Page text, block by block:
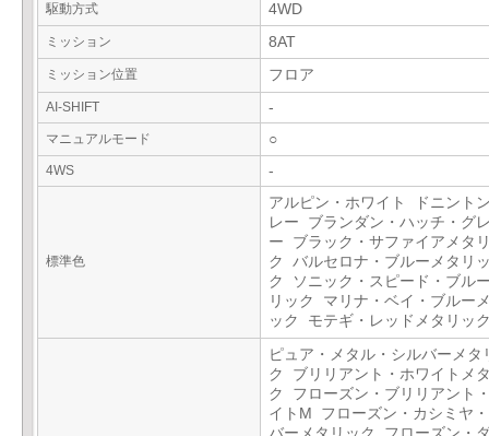
駆動方式 4WD
ミッション 8AT
ミッション位置 フロア
AI-SHIFT -
マニュアルモード ○
4WS -
標準色
アルピン・ホワイト ドニント
レー ブランダン・ハッチ・グ
ー ブラック・サファイアメタ
ク バルセロナ・ブルーメタリ
ク ソニック・スピード・ブル
リック マリナ・ベイ・ブルー
ック モテギ・レッドメタリッ
ピュア・メタル・シルバーメタ
ク ブリリアント・ホワイトメ
ク フローズン・ブリリアント
イトM フローズン・カシミヤ